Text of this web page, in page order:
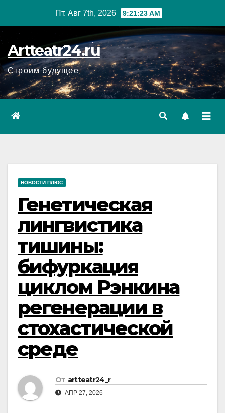
Пт. Авг 7th, 2026 9:21:24 AM
Artteatr24.ru
Строим будущее
НОВОСТИ ПЛЮС
Генетическая
лингвистика
тишины:
бифуркация
циклом Рэнкина
регенерации в
стохастической
среде
От artteatr24_r
АПР 27, 2026